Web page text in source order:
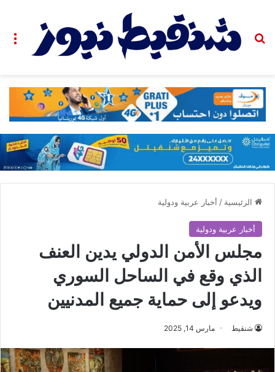
بحث عن
الرئيسية / أخبار عربية ودولية
أخبار عربية ودولية
مجلس الأمن الدولي يدين العنف
الذي وقع في الساحل السوري
ويدعو إلى حماية جميع المدنيين
شنقيط مارس 14, 2025